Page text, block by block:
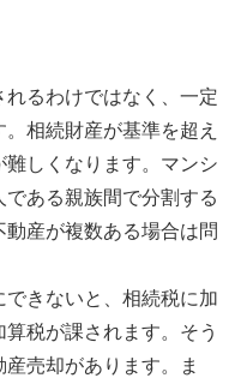
るわけではなく、一定
相続財産が基準を超え
しくなります。マンシ
ある親族間で分割する
産が複数ある場合は問
きないと、相続税に加
税が課されます。そう
売却があります。ま